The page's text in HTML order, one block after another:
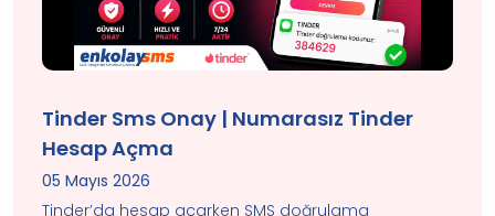
Tinder Sms Onay | Numarasız Tinder
Hesap Açma
05 Mayıs 2026
Tinder’da hesap açarken SMS doğrulama